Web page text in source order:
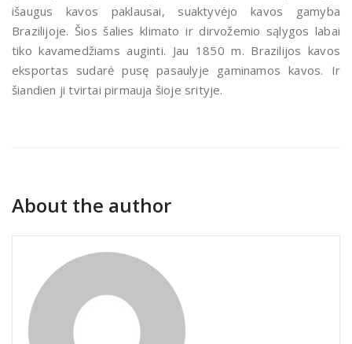
išaugus kavos paklausai, suaktyvėjo kavos gamyba
Brazilijoje. Šios šalies klimato ir dirvožemio sąlygos labai
tiko kavamedžiams auginti. Jau 1850 m. Brazilijos kavos
eksportas sudarė pusę pasaulyje gaminamos kavos. Ir
šiandien ji tvirtai pirmauja šioje srityje.
About the author